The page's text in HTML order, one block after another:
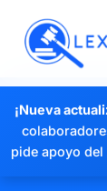
¡Nueva
pide apoyo